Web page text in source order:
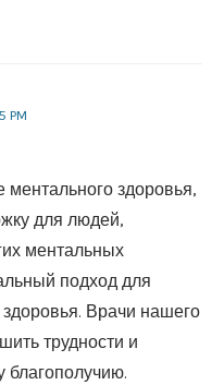
PM
здоровья,
для людей,
ментальных
подход для
Врачи нашего
трудности и
благополучию.